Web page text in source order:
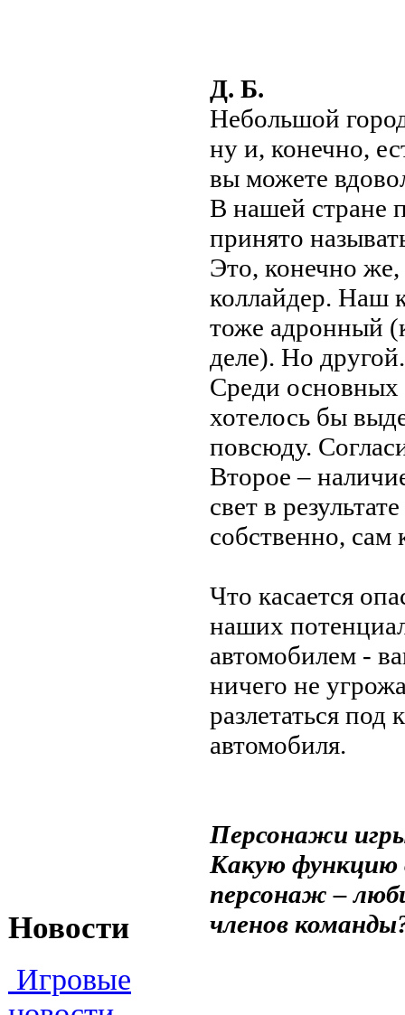
Новости
Игровые
Д. Б.
Небольшой
ну и, конечно,
вы можете
В нашей стране
принято
Это, конечно
коллайдер. Наш
тоже адронный
деле). Но другой.
Среди основных
хотелось бы
повсюду.
Второе –
свет в
собственно, сам
Что касается
наших
автомобилем -
ничего не
разлетаться под
автомобиля.
Персонажи
Какую функцию
персонаж –
членов